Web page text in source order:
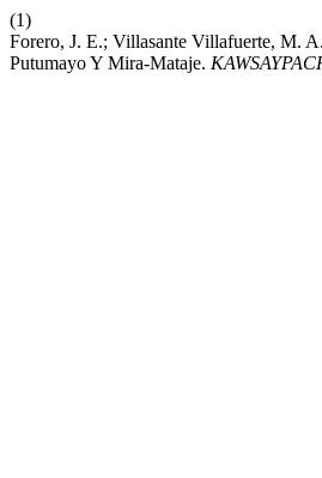
(1)
Forero, J. E.; Villasante Villafuerte, M.
Putumayo Y Mira-Mataje.